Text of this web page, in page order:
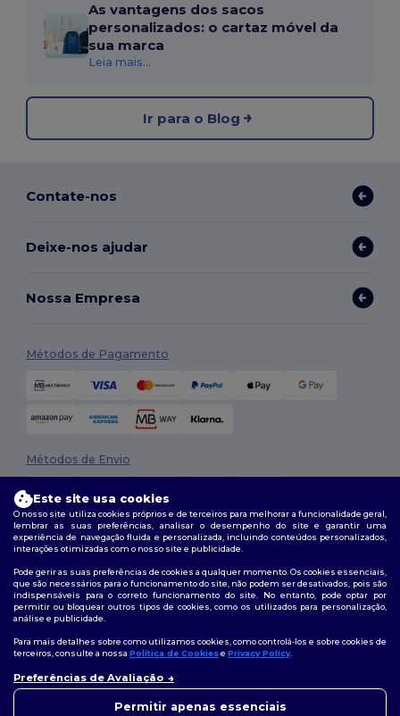
As vantagens dos sacos
personalizados: o cartaz móvel da
sua marca
Leia mais...
Ir para o Blog
Contate-nos
Deixe-nos ajudar
Nossa Empresa
Métodos de Pagamento
Métodos de Envio
2026. Todos os direitos reservados
Termos e Condições|Política de personalização
|Política de cookies|Mapa do Site
Siga-nos
Este site usa cookies
O nosso site utiliza cookies próprios e de terceiros para melhorar a funcionalidade geral,
lembrar as suas preferências, analisar o desempenho do site e garantir uma
experiência de navegação fluida e personalizada, incluindo conteúdos personalizados,
interações otimizadas com o nosso site e publicidade.
Pode gerir as suas preferências de cookies a qualquer momento. Os cookies essenciais,
que são necessários para o funcionamento do site, não podem ser desativados, pois são
indispensáveis para o correto funcionamento do site. No entanto, pode optar por
permitir ou bloquear outros tipos de cookies, como os utilizados para personalização,
análise e publicidade.
Para mais detalhes sobre como utilizamos cookies, como controlá-los e sobre cookies de
terceiros, consulte a nossa Política de Cookiese Privacy Policy.
Preferências de Avaliação
Permitir apenas essenciais
questão, pode contactar-nos a